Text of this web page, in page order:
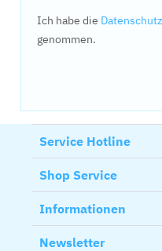
Ich habe die
genommen.
Service Hotline
Shop Service
Informationen
Newsletter